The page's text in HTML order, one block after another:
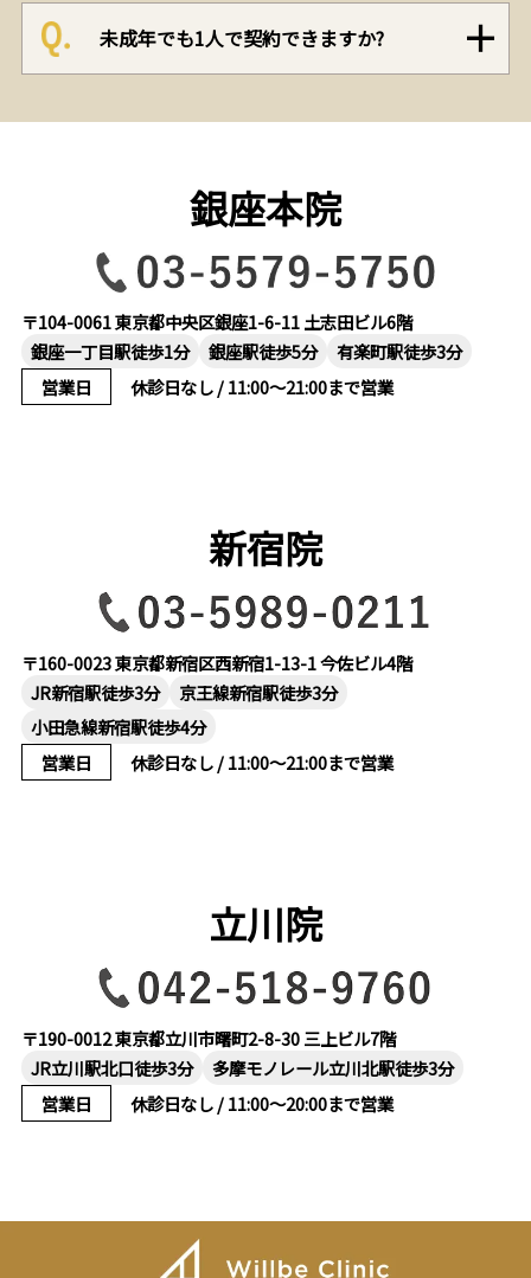
未成年でも1人で契約できますか?
銀座本院
〒104-0061 東京都中央区銀座1-6-11 土志田ビル6階
銀座一丁目駅徒歩1分
銀座駅徒歩5分
有楽町駅徒歩3分
営業日
休診日なし / 11:00～21:00まで営業
新宿院
〒160-0023 東京都新宿区西新宿1-13-1 今佐ビル4階
JR新宿駅徒歩3分
京王線新宿駅徒歩3分
小田急線新宿駅徒歩4分
営業日
休診日なし / 11:00～21:00まで営業
立川院
〒190-0012 東京都立川市曙町2-8-30 三上ビル7階
JR立川駅北口徒歩3分
多摩モノレール立川北駅徒歩3分
営業日
休診日なし / 11:00～20:00まで営業